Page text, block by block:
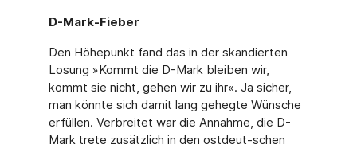
D-Mark-Fieber
Den Höhepunkt fand das in der skandierten
Losung »Kommt die D-Mark bleiben wir,
kommt sie nicht, gehen wir zu ihr«. Ja sicher,
man könnte sich damit lang gehegte Wünsche
erfüllen. Verbreitet war die Annahme, die D-
Mark trete zusätzlich in den ostdeut-schen